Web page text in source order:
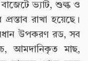
ভ্যাট, শুল্ক ও
রাখা হয়েছে।
উপকরণ রড, সব
আমদানিকৃত মাছ,